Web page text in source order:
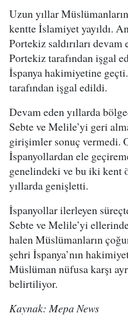
Uzun yıllar
kentte İslamiyet yayıldı.
Portekiz saldırıları
Portekiz tarafından işgal
İspanya hakimiyetine
tarafından işgal edildi.
Devam eden yıllarda
Sebte ve Melile’yi geri
girişimler sonuç vermedi.
İspanyollardan ele
genelindeki ve bu iki
yıllarda genişletti.
İspanyollar ilerleyen
Sebte ve Melile’yi
halen Müslümanların
şehri İspanya’nın
Müslüman nüfusa karşı
belirtiliyor.
Kaynak: Mepa News